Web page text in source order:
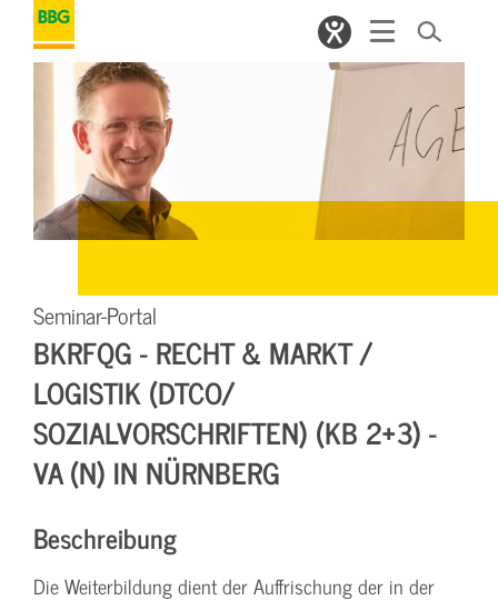
Seminar-Portal
BKRFQG - RECHT & MARKT /
LOGISTIK (DTCO/
SOZIALVORSCHRIFTEN) (KB 2+3) -
VA (N) IN NÜRNBERG
Beschreibung
Die Weiterbildung dient der Auffrischung der in der